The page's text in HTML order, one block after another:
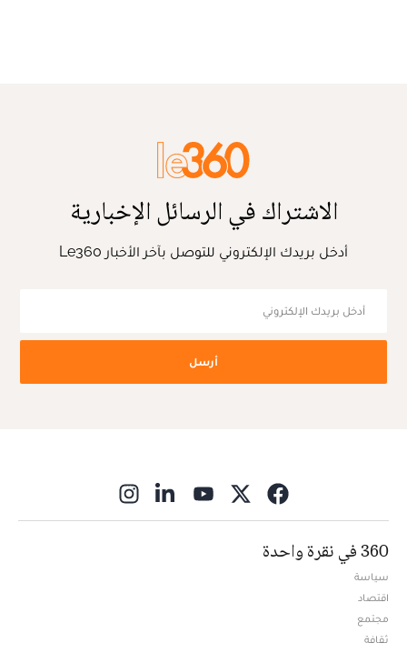
الاشتراك في الرسائل الإخبارية
أدخل بريدك الإلكتروني للتوصل بآخر الأخبار Le360
أرسل
360 في نقرة واحدة
سياسة
اقتصاد
مجتمع
ثقافة